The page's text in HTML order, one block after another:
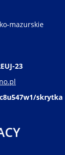
mazurskie
23
skrytka